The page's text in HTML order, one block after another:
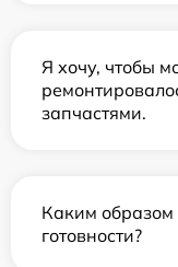
Я хочу, чтобы
запчастями.
Каким образом
готовности?